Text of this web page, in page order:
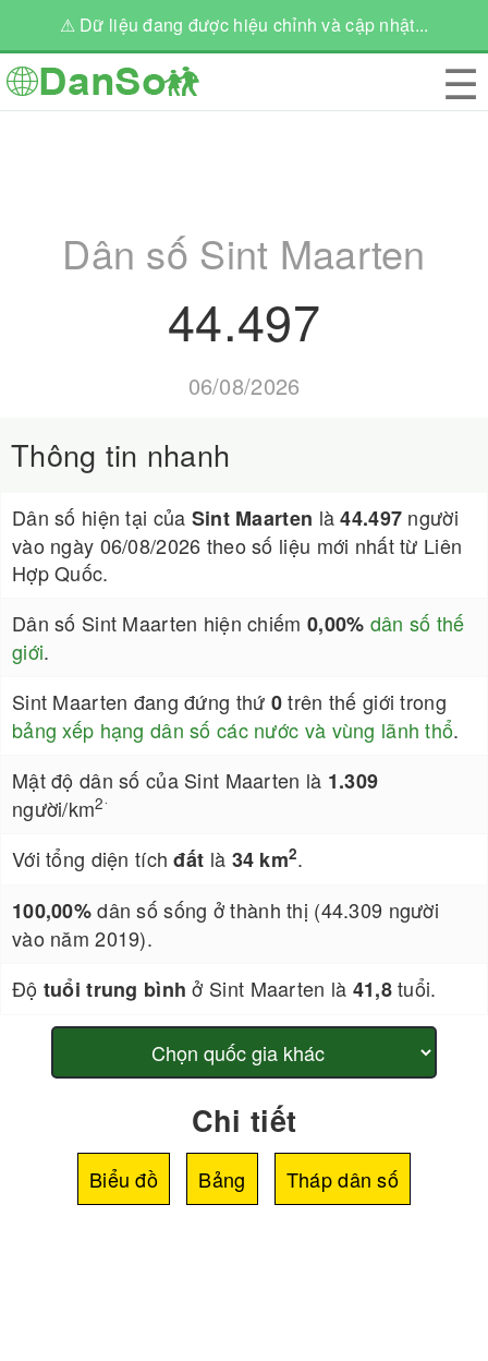
⚠ Dữ liệu đang được hiệu chỉnh và cập nhật...
☰
Dân số Sint Maarten
44.497
06/08/2026
Thông tin nhanh
Dân số hiện tại của Sint Maarten là44.497 người
vào ngày 06/08/2026 theo số liệu mới nhất từ Liên
Hợp Quốc.
Dân số Sint Maarten hiện chiếm 0,00% dân số thế
giới.
Sint Maarten đang đứng thứ 0trên thế giới trong
bảng xếp hạng dân số các nước và vùng lãnh thổ.
Mật độ dân số của Sint Maarten là 1.309
người/km2.
Với tổng diện tíchđất là 34 km2.
100,00%dân số sống ở thành thị (44.309 người
vào năm 2019).
Độ tuổi trung bình ở Sint Maarten là 41,8tuổi.
Chi tiết
Biểu đồ Bảng Tháp dân số